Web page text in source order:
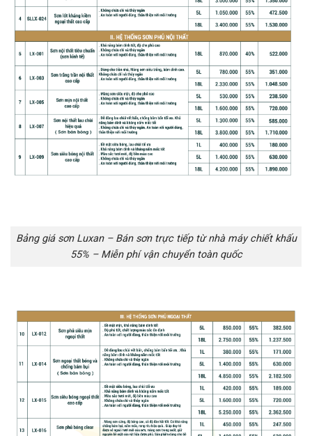
Bảng giá sơn Luxan – Bán sơn trực tiếp từ nhà máy chiết khấu
55% – Miễn phí vận chuyển toàn quốc